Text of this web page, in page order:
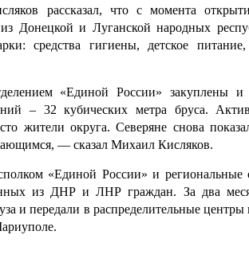
рассказал, что с момента
Донецкой и Луганской народных
: средства гигиены, детское
«Единой России» закуплены и
– 32 кубических метра бруса.
жители округа. Северяне снова
— сказал Михаил Кисляков.
«Единой России» и региональные
из ДНР и ЛНР граждан. За два
и передали в распределительные